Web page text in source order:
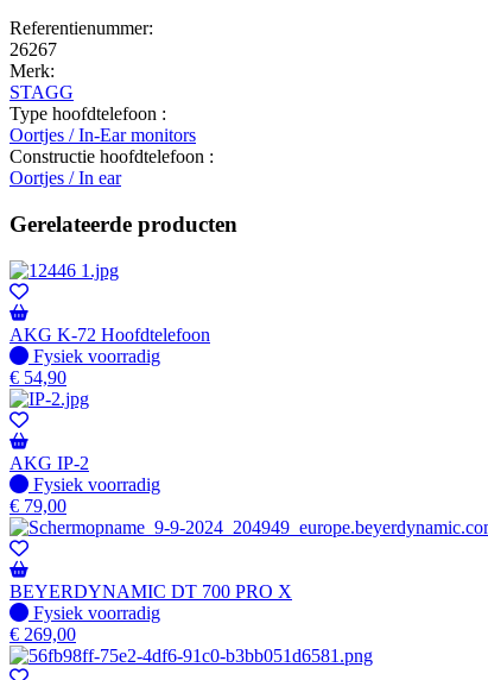
Referentienummer:
26267
Merk:
STAGG
Type hoofdtelefoon :
Oortjes / In-Ear monitors
Constructie hoofdtelefoon :
Oortjes / In ear
Gerelateerde producten
AKG K-72 Hoofdtelefoon
Fysiek voorradig
Fysiek voorradig
€ 54,90
AKG IP-2
Fysiek voorradig
Fysiek voorradig
€ 79,00
BEYERDYNAMIC DT 700 PRO X
Fysiek voorradig
Fysiek voorradig
€ 269,00